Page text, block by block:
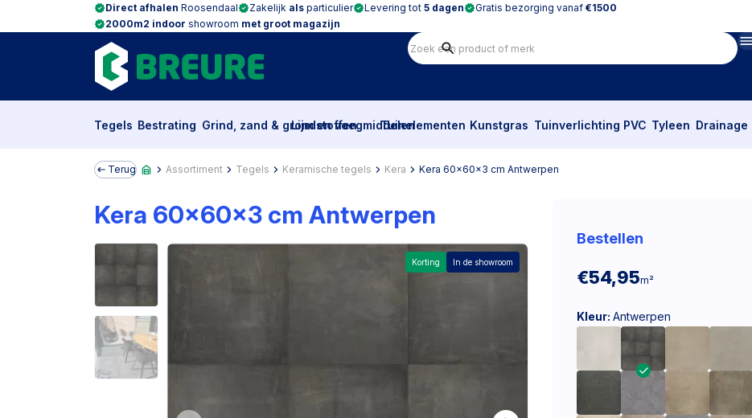
Direct afhalen Roosendaal Zakelijk als particulier Levering tot 5 dagen Gratis bezorging vanaf €1500
2000m2 indoor showroom met groot magazijn
Tegels Bestrating Grind, zand & grondstoffen
Lijm en voegmiddelenTuinelementen Kunstgras Tuinverlichting PVC Tyleen Drainage
Terug Assortiment Tegels Keramische tegels Kera Kera 60x60x3 cm Antwerpen
Kera 60x60x3 cm Antwerpen
Korting In de showroom
Bestellen
€54,95m²
Kleur: Antwerpen